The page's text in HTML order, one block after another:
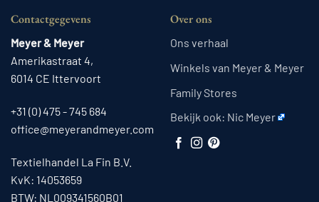
Contactgegevens
Meyer & Meyer
Amerikastraat 4,
6014 CE Ittervoort
+31 (0) 475 - 745 684
office@meyerandmeyer.com
Textielhandel La Fin B.V.
KvK: 14053659
BTW: NL009341560B01
Over ons
Ons verhaal
Winkels van Meyer & Meyer
Family Stores
Bekijk ook: Nic Meyer